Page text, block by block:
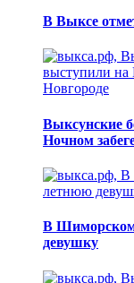
В Выксе
Выксунские
Ночном
В Шиморском
девушку